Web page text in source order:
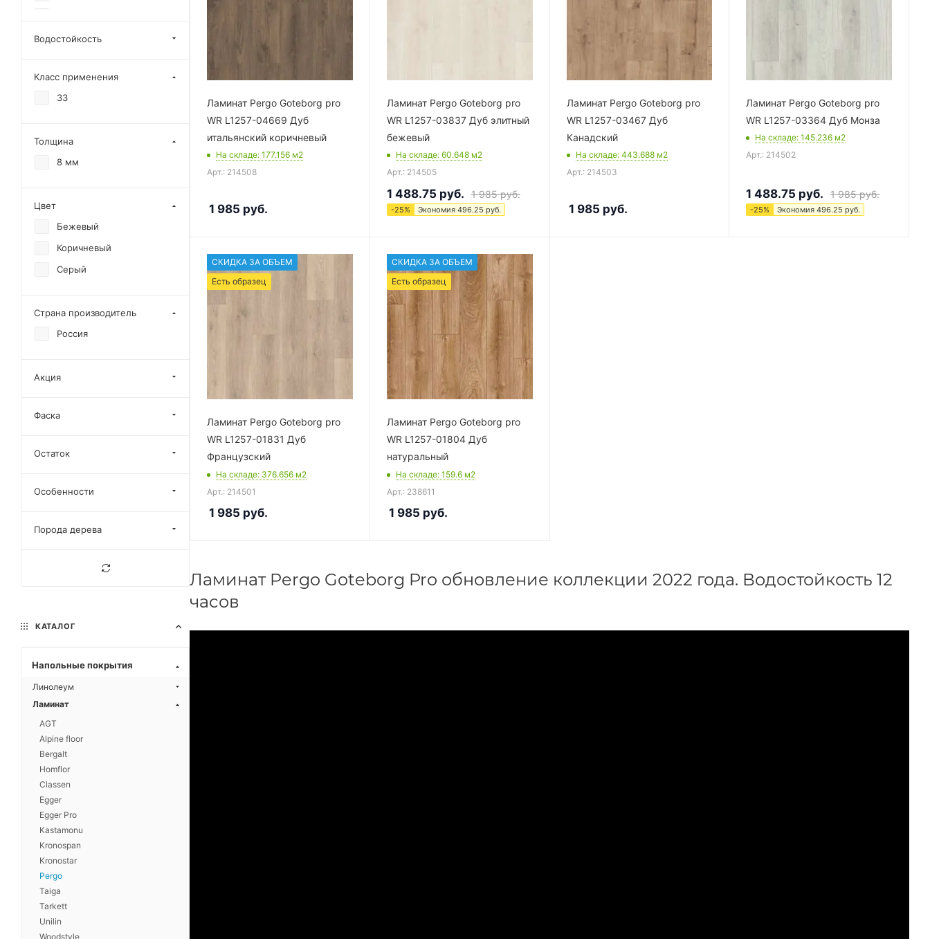
Ламинат Pergo Goteborg pro
WR L1257-04669 Дуб
итальянский коричневый
На складе: 177.156 м2
Арт.: 214508
1 985 руб.
Ламинат Pergo Goteborg pro
WR L1257-03837 Дуб элитный
бежевый
На складе: 60.648 м2
Арт.: 214505
1 488.75 руб. 1 985руб.
-25% Экономия 496.25 руб.
Ламинат Pergo Goteborg pro
WR L1257-03467 Дуб
Канадский
На складе: 443.688 м2
Арт.: 214503
1 985 руб.
Ламинат Pergo Goteborg pro
WR L1257-03364 Дуб Монза
На складе: 145.236 м2
Арт.: 214502
1 488.75 руб. 1 985руб.
-25% Экономия496.25 руб.
СКИДКА ЗА ОБЪЕМ
Есть образец
Ламинат Pergo Goteborg pro
WR L1257-01831 Дуб
Французский
На складе: 376.656 м2
Арт.: 214501
1 985 руб.
СКИДКА ЗА ОБЪЕМ
Есть образец
Ламинат Pergo Goteborg pro
WR L1257-01804 Дуб
натуральный
На складе: 159.6 м2
Арт.: 238611
1 985 руб.
Ламинат Pergo Goteborg Pro обновление коллекции 2022 года. Водостойкость 12
часов
Водостойкость
Класс применения
33
Толщина
8 мм
Цвет
Бежевый
Коричневый
Серый
Страна производитель
Россия
Акция
Фаска
Остаток
Особенности
Порода дерева
КАТАЛОГ
Напольные покрытия
Линолеум
Ламинат
AGT
Alpine floor
Bergalt
Homflor
Classen
Egger
Egger Pro
Kastamonu
Kronospan
Kronostar
Pergo
Taiga
Tarkett
Unilin
Woodstyle